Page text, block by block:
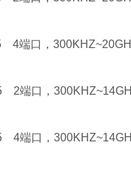
4端口，
2端口，
4端口，